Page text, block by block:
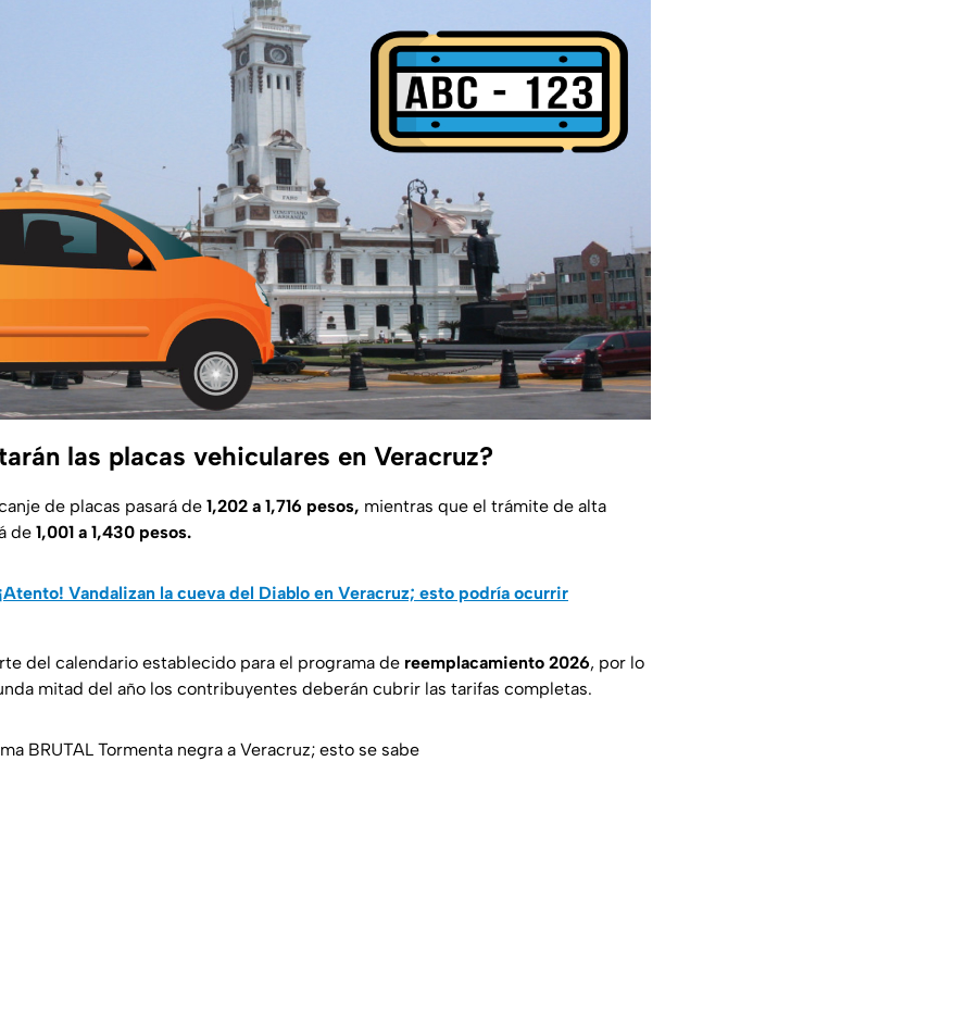
las placas vehiculares en Veracruz?
de placas pasará de 1,202 a 1,716 pesos, mientras que el trámite de alta
de 1,001 a 1,430 pesos.
¡Atento! Vandalizan la cueva del Diablo en Veracruz; esto podría ocurrir
del calendario establecido para el programa de reemplacamiento 2026, por lo
mitad del año los contribuyentes deberán cubrir las tarifas completas.
BRUTAL Tormenta negra a Veracruz; esto se sabe